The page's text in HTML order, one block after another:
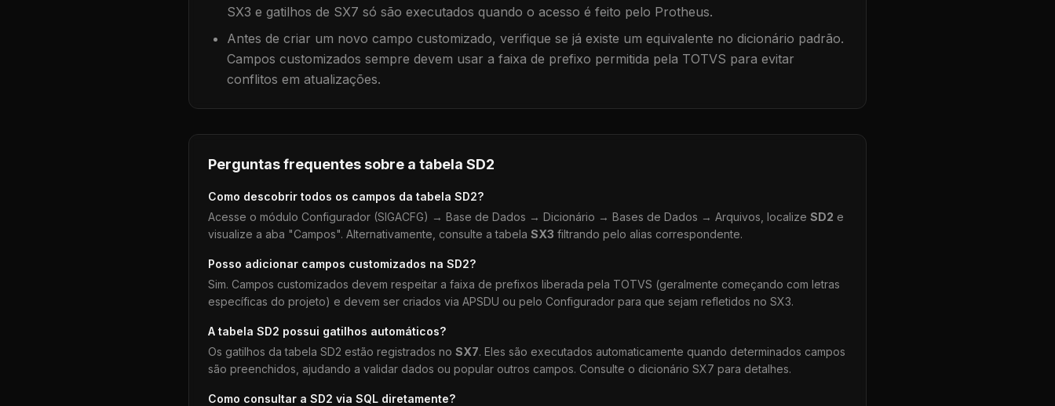
SX3 e gatilhos de SX7 só são executados quando o acesso é feito pelo Protheus.
Antes de criar um novo campo customizado, verifique se já existe um equivalente no dicionário padrão.
Campos customizados sempre devem usar a faixa de prefixo permitida pela TOTVS para evitar
conflitos em atualizações.
Perguntas frequentes sobre a tabela SD2
Como descobrir todos os campos da tabela SD2?
Acesse o módulo Configurador (SIGACFG) → Base de Dados → Dicionário → Bases de Dados → Arquivos, localize SD2 e
visualize a aba "Campos". Alternativamente, consulte a tabela SX3 filtrando pelo alias correspondente.
Posso adicionar campos customizados na SD2?
Sim. Campos customizados devem respeitar a faixa de prefixos liberada pela TOTVS (geralmente começando com letras
específicas do projeto) e devem ser criados via APSDU ou pelo Configurador para que sejam refletidos no SX3.
A tabela SD2 possui gatilhos automáticos?
Os gatilhos da tabela SD2 estão registrados no SX7. Eles são executados automaticamente quando determinados campos
são preenchidos, ajudando a validar dados ou popular outros campos. Consulte o dicionário SX7 para detalhes.
Como consultar a SD2 via SQL diretamente?